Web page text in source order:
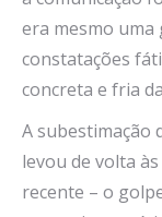
era mesmo uma
constatações
concreta e fria
A subestimação
levou de volta
recente – o